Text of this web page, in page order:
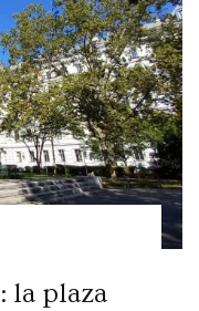
la plaza